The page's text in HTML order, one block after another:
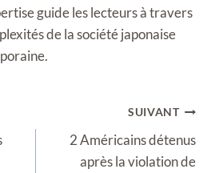
guide les lecteurs à travers
de la société japonaise
SUIVANT
2 Américains détenus
après la violation de